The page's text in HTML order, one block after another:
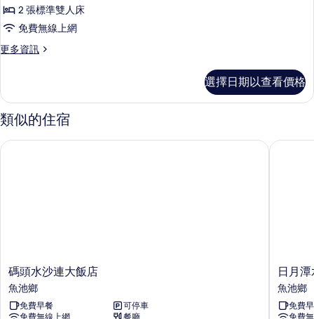
有
相
片
的
情
面
景
人
房
的
所
2 張標準雙人床
免費無線上網
更多資訊
更
湖
景
四
房
選擇日期以查看價格
類似的住宿
碼
頭
水
沙
碼頭水沙連大飯店
魚池鄉
免費早餐
可停車
免費無線上網
餐廳
碼頭水沙連大飯店
日
月
潭
水
日月
魚池鄉
免費
免費
日月潭